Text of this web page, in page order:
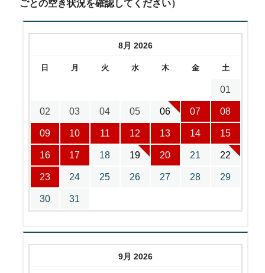
ごとの空き状況を確認してください）
8月 2026
日 月 火 水 木 金 土
01
02 03 04 05 06 07 08
09 10 11 12 13 14 15
16 17 18 19 20 21 22
23 24 25 26 27 28 29
30 31
9月 2026